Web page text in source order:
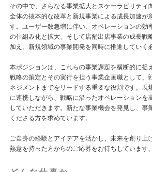
その中で、さらなる事業拡大とスケーラビリティ
全体の抜本的な改革と新規事業による成長加速が
す。ユーザー数急増に伴い、オペレーションの効
の仕組み化と拡大、そして店舗出店事業の成長戦
加え、新規領域の事業開発を同時に推進していく
本ポジションは、これらの事業課題を横断的に捉
戦略の策定とその実行を担う事業企画職として、
ネジメントまでをリードする重要な役割です。現
に連携しながら、戦略に沿ったオペレーションを
していただきます。新たな事業機会を発見し、事
くださる方を求めています。
ご自身の経験とアイデアを活かし、未来を創り上
熱意を持った方からのご応募をお待ちしています。